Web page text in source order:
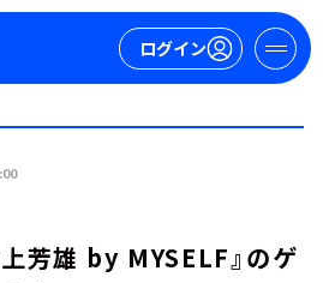
ログイン
上芳雄 by MYSELF』のゲ